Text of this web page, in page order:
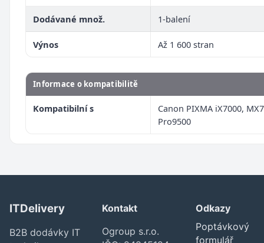
Dodávané množ. 1-balení
Výnos Až 1 600 stran
Informace o kompatibilitě
Kompatibilní s
Canon PIXMA iX7000,
Pro9500
ITDelivery
B2B dodávky IT
Kontakt
Ogroup s.r.o.
Odkazy
Poptávkový
formulář